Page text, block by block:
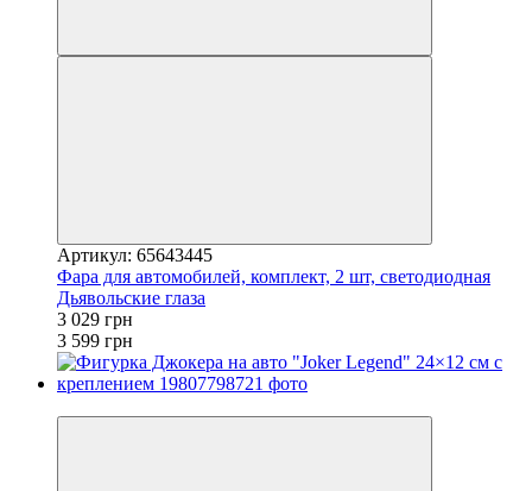
Артикул: 65643445
Фара для автомобилей, комплект, 2 шт, светодиодная
Дьявольские глаза
3 029 грн
3 599 грн